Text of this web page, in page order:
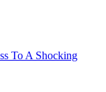
To A Shocking